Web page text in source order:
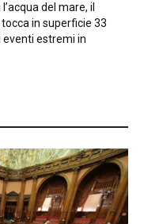
del mare, il
in superficie 33
eventi estremi in